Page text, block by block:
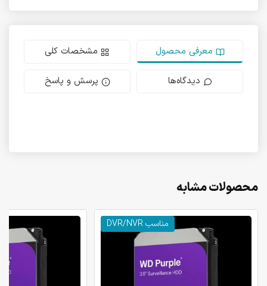
معرفی محصول مشخصات کلی
دیدگاه‌ها پرسش و پاسخ
محصولات مشابه
مناسب DVR/NVR